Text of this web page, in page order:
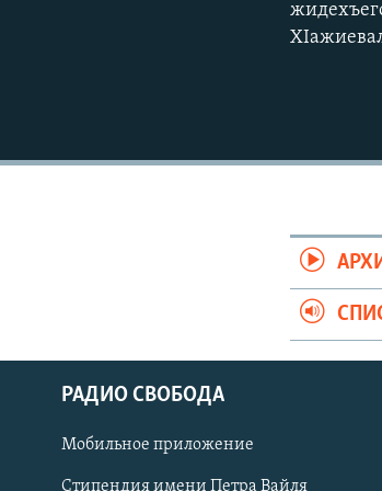
СОЦИАЛЬНЫЕ СЕТИ
РАДИО СВОБОДА
Мобильное приложение
Стипендия имени Петра Вайля